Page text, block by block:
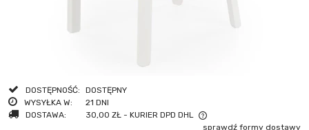
DOSTĘPNOŚĆ:
DOSTĘPNY
WYSYŁKA W:
21 DNI
DOSTAWA:
30,00 ZŁ - KURIER DPD DHL
sprawdź formy dostawy